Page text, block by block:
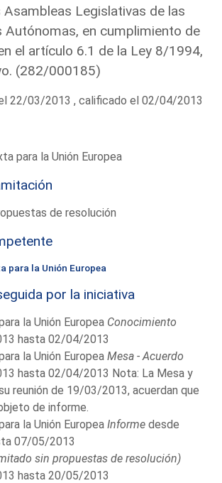
Asambleas Legislativas de las
Autónomas, en cumplimiento de
el artículo 6.1 de la Ley 8/1994,
(282/000185)
22/03/2013 , calificado el 02/04/2013
para la Unión Europea
de resolución
para la Unión Europea
por la iniciativa
la Unión Europea Conocimiento
hasta 02/04/2013
la Unión EuropeaMesa - Acuerdo
hasta 02/04/2013 Nota: La Mesa y
reunión de 19/03/2013, acuerdan que
de informe.
la Unión EuropeaInforme desde
07/05/2013
sin propuestas de resolución)
hasta 20/05/2013